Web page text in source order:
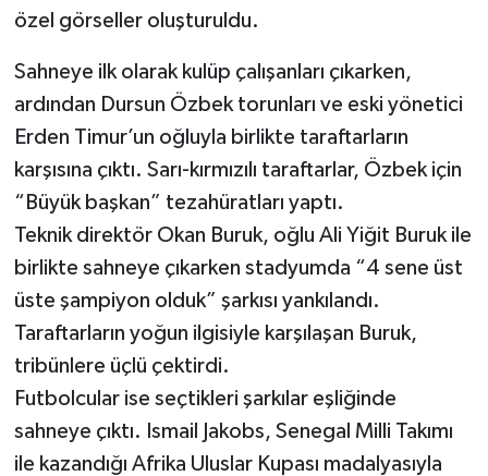
özel görseller oluşturuldu.
Sahneye ilk olarak kulüp çalışanları çıkarken,
ardından Dursun Özbek torunları ve eski yönetici
Erden Timur’un oğluyla birlikte taraftarların
karşısına çıktı. Sarı-kırmızılı taraftarlar, Özbek için
“Büyük başkan” tezahüratları yaptı.
Teknik direktör Okan Buruk, oğlu Ali Yiğit Buruk ile
birlikte sahneye çıkarken stadyumda “4 sene üst
üste şampiyon olduk” şarkısı yankılandı.
Taraftarların yoğun ilgisiyle karşılaşan Buruk,
tribünlere üçlü çektirdi.
Futbolcular ise seçtikleri şarkılar eşliğinde
sahneye çıktı. Ismail Jakobs, Senegal Milli Takımı
ile kazandığı Afrika Uluslar Kupası madalyasıyla